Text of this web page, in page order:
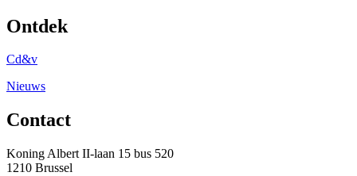
Ontdek
Cd&v
Nieuws
Contact
Koning Albert II-laan 15 bus 520
1210 Brussel